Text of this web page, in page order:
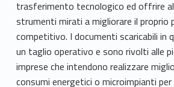
trasferimento tecnologico ed offrire
strumenti mirati a migliorare il proprio
competitivo. I documenti scaricabili in
un taglio operativo e sono rivolti alle
imprese che intendono realizzare
consumi energetici o microimpianti per